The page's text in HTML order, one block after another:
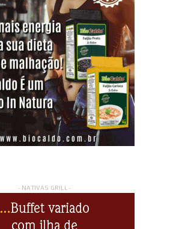
- NATIVAS GRILL -